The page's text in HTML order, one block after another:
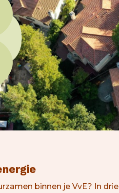
binnen je VvE? In drie